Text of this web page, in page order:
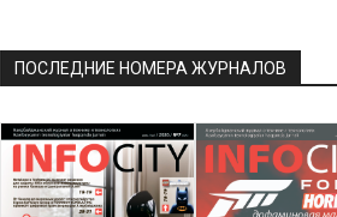
ПОСЛЕДНИЕ НОМЕРА ЖУРНАЛОВ